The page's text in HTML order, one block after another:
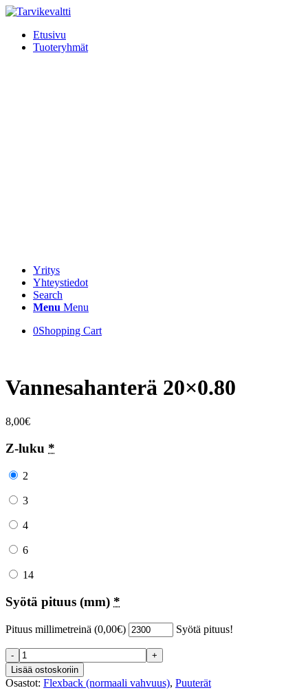
Etusivu
Tuoteryhmät
Yritys
Yhteystiedot
Search
Menu Menu
0Shopping Cart
Vannesahanterä 20×0.80
8,00€
Z-luku *
2
3
4
6
14
Syötä pituus (mm) *
Pituus millimetreinä (0,00€) Syötä pituus!
Vannesahanterä
20x0.80
määrä
Lisää ostoskoriin
Osastot: Flexback (normaali vahvuus), Puuterät